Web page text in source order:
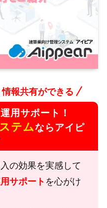
報共有ができる
用サポート！
テムならアイピ
の効果を実感して
サポート を心がけ